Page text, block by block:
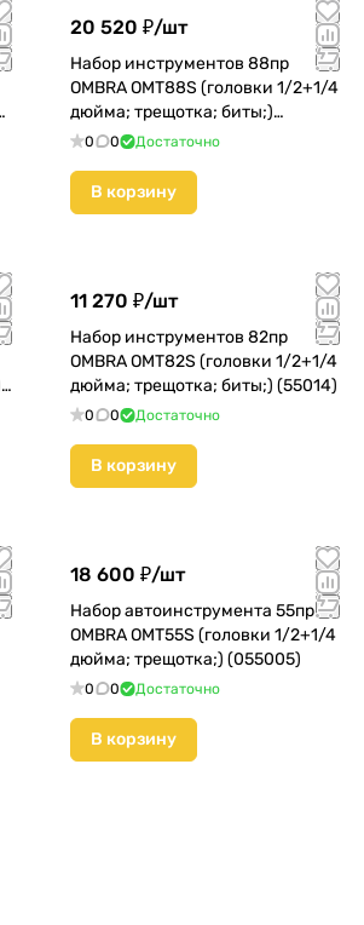
20 520 ₽/шт
Набор инструментов 88пр
OMBRA OMT88S (головки 1/2+1/4
дюйма; трещотка; биты;)
(055015)
0 0 Достаточно
В корзину
11 270 ₽/шт
Набор инструментов 82пр
OMBRA OMT82S (головки 1/2+1/4
дюйма; трещотка; биты;) (55014)
0 0 Достаточно
В корзину
18 600 ₽/шт
Набор автоинструмента 55пр
OMBRA OMT55S (головки 1/2+1/4
дюйма; трещотка;) (055005)
0 0 Достаточно
В корзину